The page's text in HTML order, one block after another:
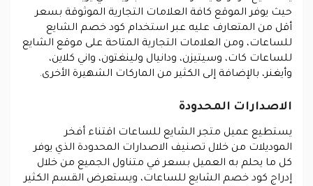
حيث يوفر الموقع كافة العلامات التجارية الموثوقة بسعر
أقل من المتعارف عليه عبر استخدام كود خصم الشايع
للساعات، ومن العلامات التجارية المتاحة على موقع الشايع
للساعات كات، وسيتيزن، ودانيال ولينغتون، واني كلاين،
وأيغنر، بالإضافة إلى الكثير من الماركات الشهيرة الأخرى.
الاصدارات المحدودة
يستطيع عميل متجر الشايع للساعات اقتناء أفخر
الموديلات من خلال تصنيف الاصدارات المحدودة الذي يوفر
كل ما يحلم به العميل بسعر في متناول الجميع من خلال
إدراج كود خصم الشايع للساعات، ويستعرض القسم الكثير